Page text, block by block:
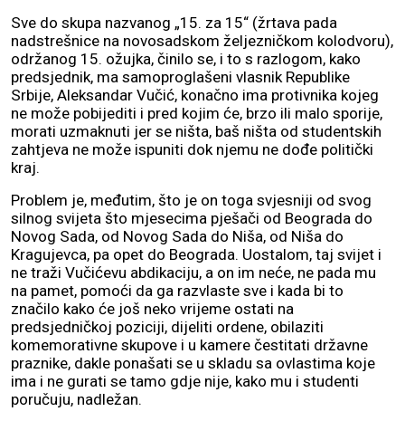
Sve do skupa nazvanog „15. za 15“ (žrtava pada
nadstrešnice na novosadskom željezničkom kolodvoru),
održanog 15. ožujka, činilo se, i to s razlogom, kako
predsjednik, ma samoproglašeni vlasnik Republike
Srbije, Aleksandar Vučić, konačno ima protivnika kojeg
ne može pobijediti i pred kojim će, brzo ili malo sporije,
morati uzmaknuti jer se ništa, baš ništa od studentskih
zahtjeva ne može ispuniti dok njemu ne dođe politički
kraj.
Problem je, međutim, što je on toga svjesniji od svog
silnog svijeta što mjesecima pješači od Beograda do
Novog Sada, od Novog Sada do Niša, od Niša do
Kragujevca, pa opet do Beograda. Uostalom, taj svijet i
ne traži Vučićevu abdikaciju, a on im neće, ne pada mu
na pamet, pomoći da ga razvlaste sve i kada bi to
značilo kako će još neko vrijeme ostati na
predsjedničkoj poziciji, dijeliti ordene, obilaziti
komemorativne skupove i u kamere čestitati državne
praznike, dakle ponašati se u skladu sa ovlastima koje
ima i ne gurati se tamo gdje nije, kako mu i studenti
poručuju, nadležan.